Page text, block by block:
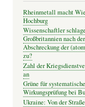
Rheinmetall macht
Hochburg
Wissenschaftler
Großbritannien nach
Abschreckung der
zu?
Zahl der
an
Grüne für
Wirkungsprüfung bei
Ukraine: Von der